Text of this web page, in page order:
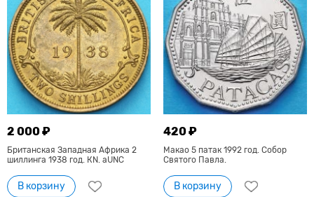
2 000 ₽
Британская Западная Африка 2
шиллинга 1938 год. КN. aUNC
В корзину
420 ₽
Макао 5 патак 1992 год. Собор
Святого Павла.
В корзину